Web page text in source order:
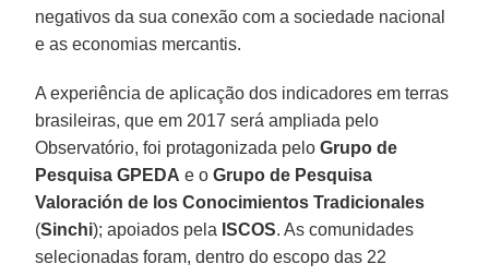
negativos da sua conexão com a sociedade nacional
e as economias mercantis.
A experiência de aplicação dos indicadores em terras
brasileiras, que em 2017 será ampliada pelo
Observatório, foi protagonizada peloGrupo de
Pesquisa GPEDA e oGrupo de Pesquisa
Valoración de los Conocimientos Tradicionales
(Sinchi); apoiados pela ISCOS. As comunidades
selecionadas foram, dentro do escopo das 22